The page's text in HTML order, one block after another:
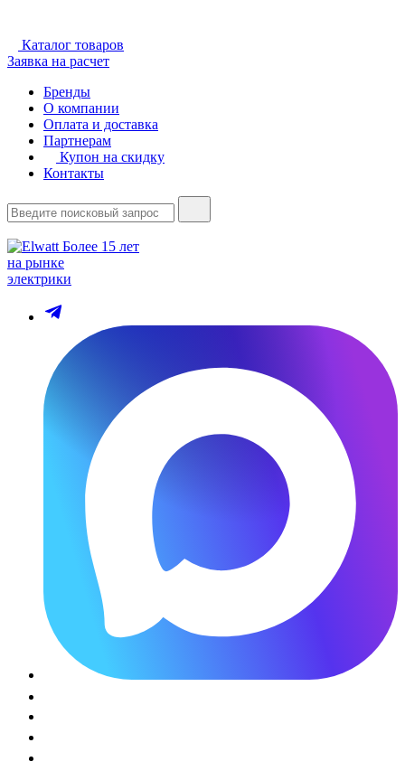
Каталог товаров
Заявка на расчет
Бренды
О компании
Оплата и доставка
Партнерам
Купон на скидку
Контакты
Более 15 лет
на рынке
электрики